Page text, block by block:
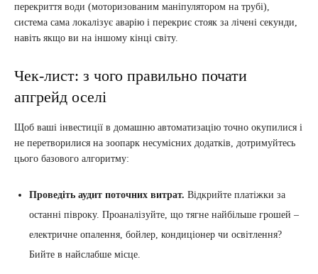
перекриття води (моторизованим маніпулятором на трубі),
система сама локалізує аварію і перекриє стояк за лічені секунди,
навіть якщо ви на іншому кінці світу.
Чек-лист: з чого правильно почати
апгрейд оселі
Щоб ваші інвестиції в домашню автоматизацію точно окупилися і
не перетворилися на зоопарк несумісних додатків, дотримуйтесь
цього базового алгоритму:
Проведіть аудит поточних витрат. Відкрийте платіжки за
останні півроку. Проаналізуйте, що тягне найбільше грошей –
електричне опалення, бойлер, кондиціонер чи освітлення?
Бийте в найслабше місце.